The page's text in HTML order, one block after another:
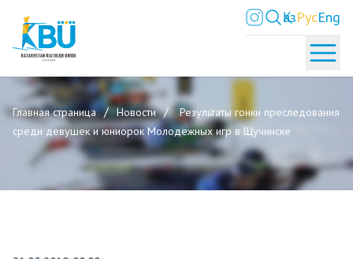
ҚазРусEng
Главная страница Новости
Результаты гонки преследования
среди девушек и юниорок Молодежных игр в Щучинске